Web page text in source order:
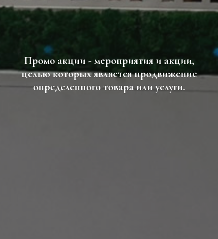
Промо акции - мероприятия и акции,
целью которых является продвижение
определенного товара или услуги.